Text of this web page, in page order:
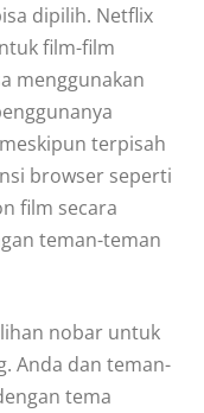
dipilih. Netflix
film-film
menggunakan
terpisah
browser seperti
film secara
teman-teman
nobar untuk
Anda dan teman-
tema